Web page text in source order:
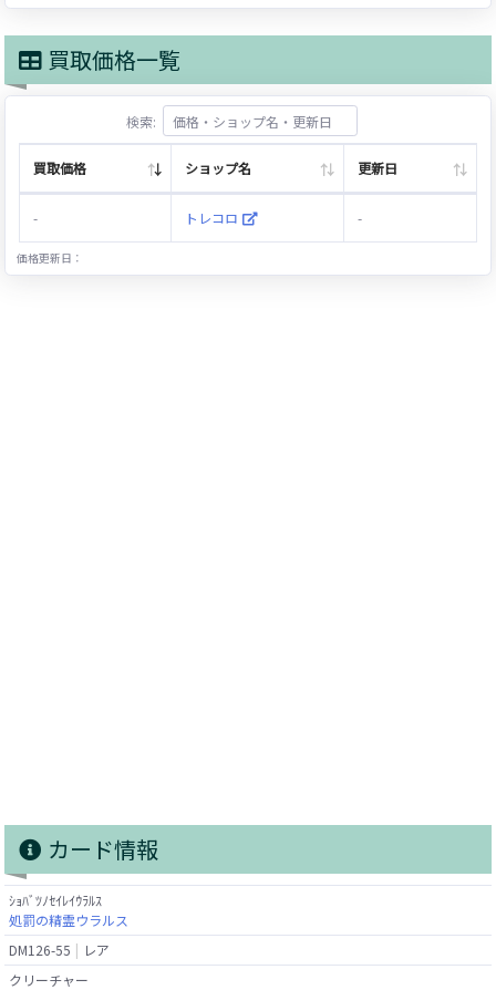
買取価格一覧
検索:
買取価格 ショップ名 更新日
- トレコロ -
価格更新日：
カード情報
ｼｮﾊﾞﾂﾉｾｲﾚｲｳﾗﾙｽ
処罰の精霊ウラルス
DM126-55
レア
クリーチャー